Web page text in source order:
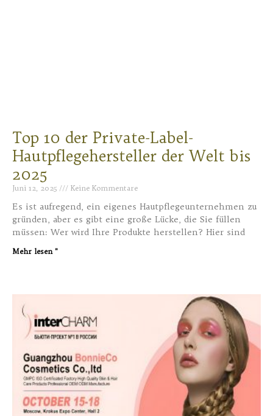
Top 10 der Private-Label-
Hautpflegehersteller der Welt bis
2025
Juni 12, 2025 Keine Kommentare
Es ist aufregend, ein eigenes Hautpflegeunternehmen zu
gründen, aber es gibt eine große Lücke, die Sie füllen
müssen: Wer wird Ihre Produkte herstellen? Hier sind
Mehr lesen "